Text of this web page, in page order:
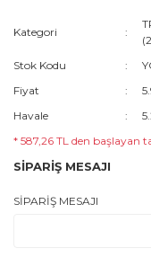
Kategori
Stok Kodu
Fiyat
Havale
* 587,26 TL den başlayan
SİPARİŞ MESAJI
SİPARİŞ MESAJI